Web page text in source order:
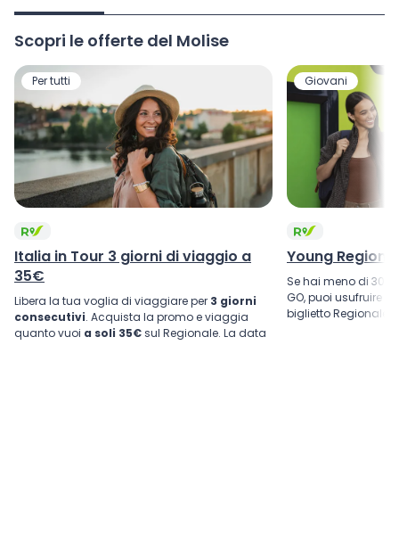
Scopri le offerte del Molise
Per tutti
Italia in Tour 3 giorni di viaggio a
35€
Libera la tua voglia di viaggiare per 3 giorni
consecutivi. Acquista la promo e viaggia
quanto vuoi a soli 35€sul Regionale. La data
Giovani
Young
Se hai meno di 30
GO, puoi usufruire
biglietto Regionale.